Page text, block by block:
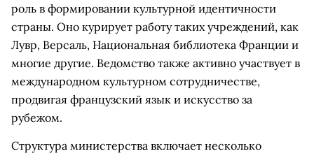
роль в формировании культурной идентичности
страны. Оно курирует работу таких учреждений, как
Лувр, Версаль, Национальная библиотека Франции и
многие другие. Ведомство также активно участвует в
международном культурном сотрудничестве,
продвигая французский язык и искусство за
рубежом.
Структура министерства включает несколько